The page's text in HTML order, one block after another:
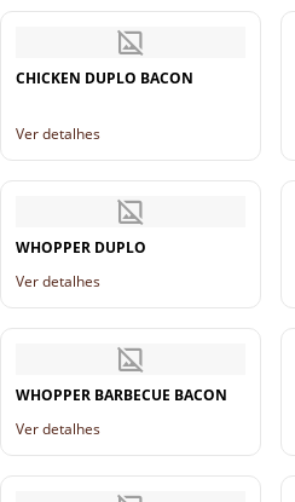
CHICKEN DUPLO BACON
Ver detalhes
WHOPPER DUPLO
Ver detalhes
WHOPPER BARBECUE BACON
Ver detalhes